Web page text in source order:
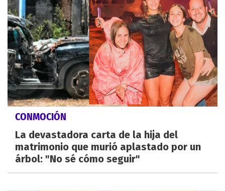
CONMOCIÓN
La devastadora carta de la hija del
matrimonio que murió aplastado por un
árbol: "No sé cómo seguir"